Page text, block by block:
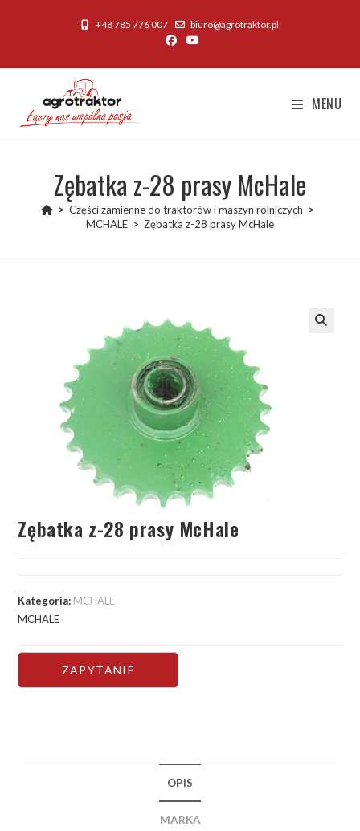
+48 785 776 007 biuro@agrotraktor.pl
MENU
Zębatka z-28 prasy McHale
> Części zamienne do traktorów i maszyn rolniczych >
MCHALE > Zębatka z-28 prasy McHale
Zębatka z-28 prasy McHale
Kategoria: MCHALE
MCHALE
OPIS
MARKA